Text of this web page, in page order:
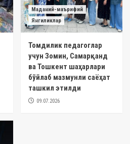
Маданий-маърифий
Янгиликлар
Томдилик педагоглар
учун Зомин, Самарқанд
ва Тошкент шаҳарлари
бўйлаб мазмунли саёҳат
ташкил этилди
09.07.2026